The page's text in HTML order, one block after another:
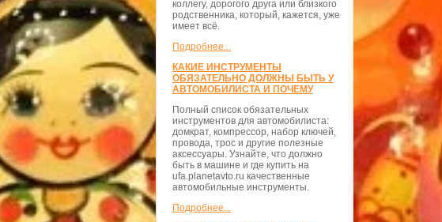
коллегу, дорогого друга или близкого
родственника, который, кажется, уже
имеет всё.
Подробнее...
КАКИЕ ИНСТРУМЕНТЫ
ОБЯЗАТЕЛЬНО ДОЛЖНЫ БЫТЬ У
АВТОМОБИЛИСТА И ПОЧЕМУ
Полный список обязательных
инструментов для автомобилиста:
домкрат, компрессор, набор ключей,
провода, трос и другие полезные
аксессуары. Узнайте, что должно
быть в машине и где купить на
ufa.planetavto.ru качественные
автомобильные инструменты.
Подробнее...